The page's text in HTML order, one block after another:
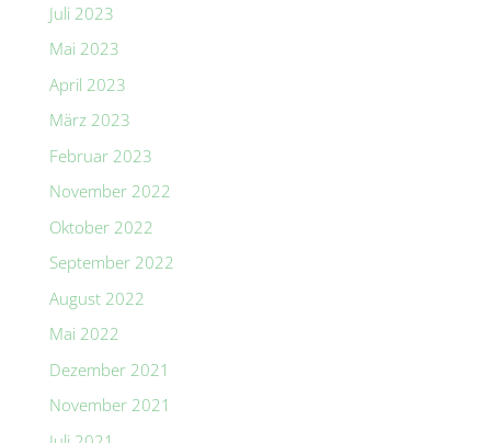
Juli 2023
Mai 2023
April 2023
März 2023
Februar 2023
November 2022
Oktober 2022
September 2022
August 2022
Mai 2022
Dezember 2021
November 2021